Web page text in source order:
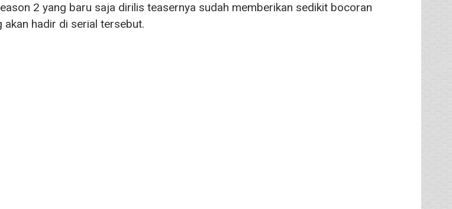
2 yang baru saja dirilis teasernya sudah memberikan sedikit bocoran
akan hadir di serial tersebut.